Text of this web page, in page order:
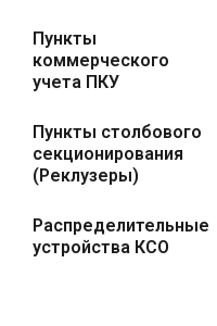
Пункты
коммерческого
учета ПКУ
Пункты столбового
секционирования
(Реклузеры)
Распределительные
устройства КСО